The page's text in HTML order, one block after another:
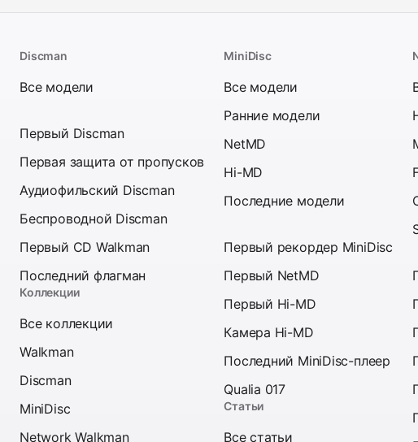
Discman
Все модели
Первый Discman
Первая защита от пропусков
Аудиофильский Discman
Беспроводной Discman
Первый CD Walkman
Последний флагман
Коллекции
Все коллекции
Walkman
Discman
MiniDisc
Network Walkman
MiniDisc
Все модели
Ранние модели
NetMD
Hi-MD
Последние модели
Первый рекордер MiniDisc
Первый NetMD
Первый Hi-MD
Камера Hi-MD
Последний MiniDisc-плеер
Qualia 017
Статьи
Все статьи